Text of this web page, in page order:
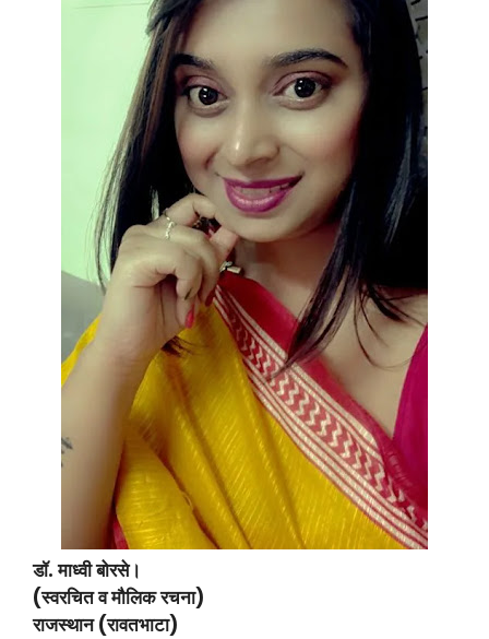
डॉ. माध्वी बोरसे।
(स्वरचित व मौलिक रचना)
राजस्थान (रावतभाटा)